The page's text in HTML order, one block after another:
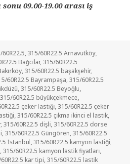
09.00-19.00 arası iş
60R22.5,315/60R22.5 Arnavutköy,
Bağcılar,315/60R22.5
,315/60R22.5 başakşehir,
60R22.5 Bayrampaşa,315/60R22.5
,315/60R22.5 Beyoğlu,
315/60R22.5 büyükçekmece,
çeker lastiği,315/60R22.5 çeker
,315/60R22.5 çıkma ikinci el lastik,
,315/60R22.5 dişli,315/60R22.5 dorse
,315/60R22.5 Güngören,315/60R22.5
İstanbul,315/60R22.5 kamyon lastiği,
,315/60R22.5 kamyon lastik fiyatları,
kar tipi,315/60R22.5 lastik